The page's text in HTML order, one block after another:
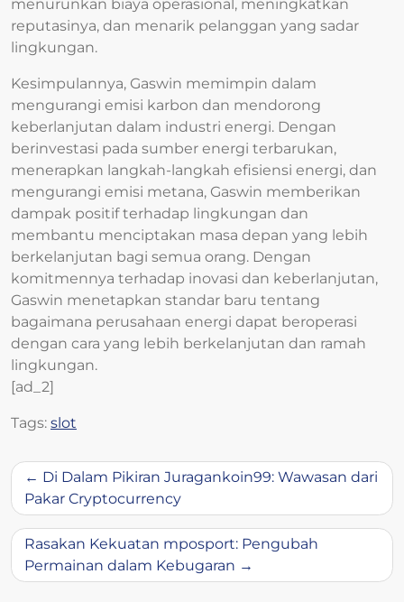
menurunkan biaya operasional, meningkatkan
reputasinya, dan menarik pelanggan yang sadar
lingkungan.
Kesimpulannya, Gaswin memimpin dalam
mengurangi emisi karbon dan mendorong
keberlanjutan dalam industri energi. Dengan
berinvestasi pada sumber energi terbarukan,
menerapkan langkah-langkah efisiensi energi, dan
mengurangi emisi metana, Gaswin memberikan
dampak positif terhadap lingkungan dan
membantu menciptakan masa depan yang lebih
berkelanjutan bagi semua orang. Dengan
komitmennya terhadap inovasi dan keberlanjutan,
Gaswin menetapkan standar baru tentang
bagaimana perusahaan energi dapat beroperasi
dengan cara yang lebih berkelanjutan dan ramah
lingkungan.
[ad_2]
Tags: slot
Post
navigation
Di Dalam Pikiran Juragankoin99: Wawasan dari
Pakar Cryptocurrency
Rasakan Kekuatan mposport: Pengubah
Permainan dalam Kebugaran